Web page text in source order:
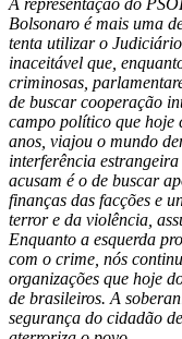
Bolsonaro é mais uma
tenta utilizar o
inaceitável que,
criminosas,
de buscar cooperação
campo político que
anos, viajou o mundo
interferência
acusam é o de buscar
finanças das facções e
terror e da violência,
Enquanto a esquerda
com o crime, nós
organizações que hoje
de brasileiros. A
segurança do cidadão